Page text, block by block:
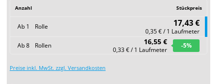
Anzahl Stückpreis
Ab 1 Rolle 17,43 €
0,35 € / 1 Laufmeter
Ab8 Rollen 16,55 €
0,33 € / 1 Laufmeter
-5%
Preise inkl. MwSt. zzgl. Versandkosten